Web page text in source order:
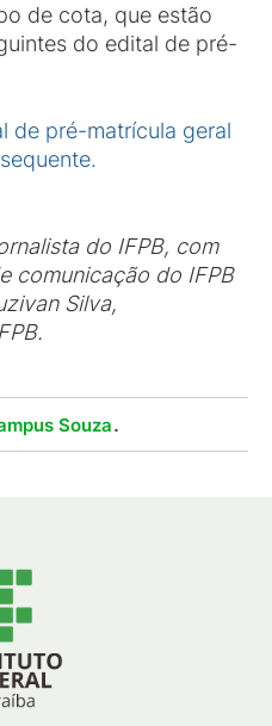
de cota, que estão
do edital de pré-
de pré-matrícula geral
do IFPB, com
comunicação do IFPB
Silva,
Souza.